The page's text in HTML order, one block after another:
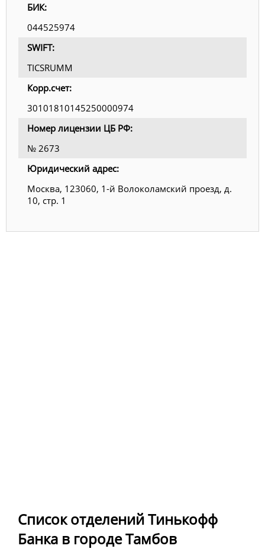
БИК:
044525974
SWIFT:
TICSRUMM
Корр.счет:
30101810145250000974
Номер лицензии ЦБ РФ:
№ 2673
Юридический адрес:
Москва, 123060, 1-й Волоколамский проезд, д.
10, стр. 1
Список отделений Тинькофф
Банка в городе Тамбов